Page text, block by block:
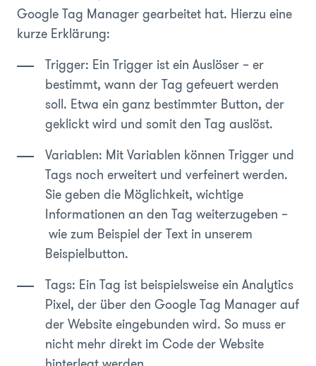
Google Tag Manager gearbeitet hat. Hierzu eine
kurze Erklärung:
Trigger: Ein Trigger ist ein Auslöser – er
bestimmt, wann der Tag gefeuert werden
soll. Etwa ein ganz bestimmter Button, der
geklickt wird und somit den Tag auslöst.
Variablen: Mit Variablen können Trigger und
Tags noch erweitert und verfeinert werden.
Sie geben die Möglichkeit, wichtige
Informationen an den Tag weiterzugeben –
wie zum Beispiel der Text in unserem
Beispielbutton.
Tags: Ein Tag ist beispielsweise ein Analytics
Pixel, der über den Google Tag Manager auf
der Website eingebunden wird. So muss er
nicht mehr direkt im Code der Website